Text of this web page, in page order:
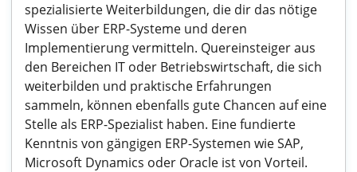
spezialisierte Weiterbildungen, die dir das nötige
Wissen über ERP-Systeme und deren
Implementierung vermitteln. Quereinsteiger aus
den Bereichen IT oder Betriebswirtschaft, die sich
weiterbilden und praktische Erfahrungen
sammeln, können ebenfalls gute Chancen auf eine
Stelle als ERP-Spezialist haben. Eine fundierte
Kenntnis von gängigen ERP-Systemen wie SAP,
Microsoft Dynamics oder Oracle ist von Vorteil.